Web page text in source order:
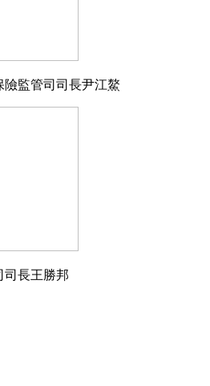
險監管司司長尹江鰲
司長王勝邦